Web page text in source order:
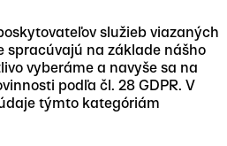
služieb viazaných
spracúvajú na základe nášho
vyberáme a navyše sa na
podľa čl. 28 GDPR. V
týmto kategóriám